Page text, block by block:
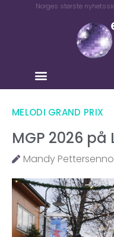
Norges største
MELODI GRAND PRIX
MGP 2026
Mandy Pettersen